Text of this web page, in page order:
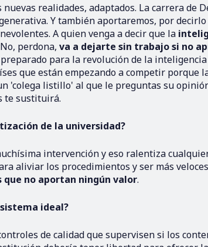
nuevas realidades, adaptados. La carrera de
Y también aportaremos, por
A quien venga a decir que la
perdona, va a dejarte sin trabajo si no
para la revolución de la
que están empezando a competir porque
'colega listillo' al que le preguntas su
te sustituirá.
de la universidad?
intervención y eso ralentiza
aliviar los procedimientos y ser más
no aportan ningún valor.
ideal?
de calidad que supervisen si los